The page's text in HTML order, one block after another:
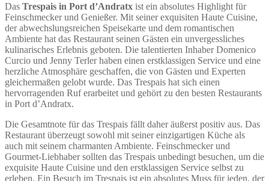
Das Trespais in Port d’Andratx ist ein absolutes Highlight für
Feinschmecker und Genießer. Mit seiner exquisiten Haute Cuisine,
der abwechslungsreichen Speisekarte und dem romantischen
Ambiente hat das Restaurant seinen Gästen ein unvergessliches
kulinarisches Erlebnis geboten. Die talentierten Inhaber Domenico
Curcio und Jenny Terler haben einen erstklassigen Service und eine
herzliche Atmosphäre geschaffen, die von Gästen und Experten
gleichermaßen gelobt wurde. Das Trespais hat sich einen
hervorragenden Ruf erarbeitet und gehört zu den besten Restaurants
in Port d’Andratx.
Die Gesamtnote für das Trespais fällt daher äußerst positiv aus. Das
Restaurant überzeugt sowohl mit seiner einzigartigen Küche als
auch mit seinem charmanten Ambiente. Feinschmecker und
Gourmet-Liebhaber sollten das Trespais unbedingt besuchen, um die
exquisite Haute Cuisine und den erstklassigen Service selbst zu
erleben. Ein Besuch im Trespais ist ein absolutes Muss für jeden, der